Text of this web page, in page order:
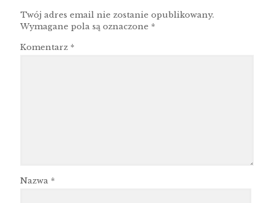
Twój adres email nie zostanie opublikowany.
Wymagane pola są oznaczone *
Komentarz *
Nazwa *